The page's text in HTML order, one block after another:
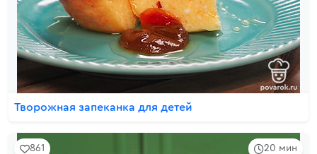
Творожная запеканка для детей
20 мин
861